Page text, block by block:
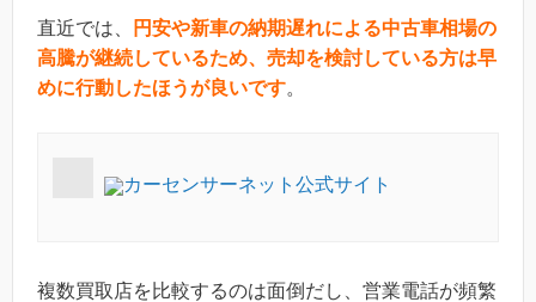
直近では、
円安や新車の納期遅れによる中古車相場の
高騰が継続しているため、売却を検討している方は早
めに行動したほうが良いです。
カーセンサーネット公式サイト
複数買取店を比較するのは面倒だし、営業電話が頻繁